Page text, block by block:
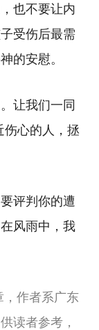
也不要让内
受伤后最需
的安慰。
让我们一同
伤心的人，拯
评判你的遭
风雨中，我
，作者系广东
读者参考，